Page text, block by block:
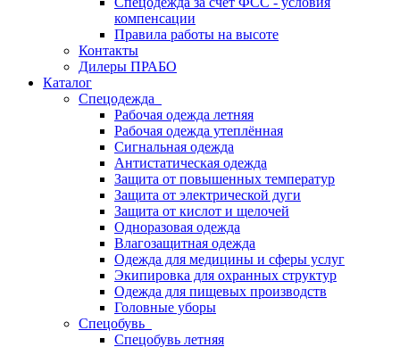
компенсации
Правила работы на высоте
Контакты
Дилеры ПРАБО
Каталог
Спецодежда
Рабочая одежда летняя
Рабочая одежда утеплённая
Сигнальная одежда
Антистатическая одежда
Защита от повышенных температур
Защита от электрической дуги
Защита от кислот и щелочей
Одноразовая одежда
Влагозащитная одежда
Одежда для медицины и сферы услуг
Экипировка для охранных структур
Одежда для пищевых производств
Головные уборы
Спецобувь
Спецобувь летняя